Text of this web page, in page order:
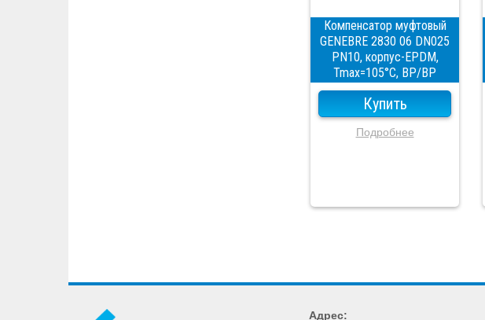
Компенсатор муфтовый
GENEBRE 2830 06 DN025
PN10, корпус-EPDM,
Tmax=105°C, ВР/ВР
Купить
Подробнее
Адрес: